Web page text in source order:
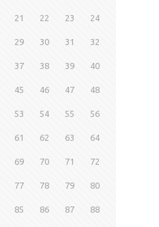
21 22 23 24
29 30 31 32
37 38 39 40
45 46 47 48
53 54 55 56
61 62 63 64
69 70 71 72
77 78 79 80
85 86 87 88